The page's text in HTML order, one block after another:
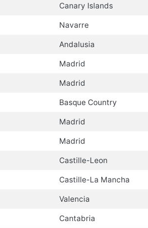
Canary Islands
Navarre
Andalusia
Madrid
Madrid
Basque Country
Madrid
Madrid
Castille-Leon
Castille-La Mancha
Valencia
Cantabria